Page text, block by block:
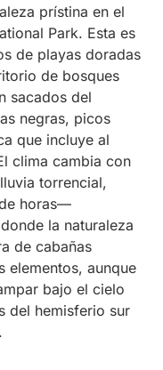
prístina en el
Park. Esta es
de playas doradas
de bosques
sacados del
negras, picos
que incluye al
clima cambia con
torrencial,
horas—
la naturaleza
de cabañas
elementos, aunque
bajo el cielo
del hemisferio sur